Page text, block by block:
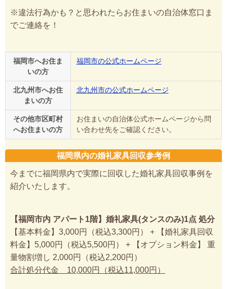
※違法行為かも？と思われたらお住まいの自治体窓口ま
でご連絡を！
福岡市へお住ま
いの方
福岡市の公式ホームページ
北九州市へお住
まいの方
北九州市の公式ホームページ
その他市区町村
へお住まいの方
お住まいの自治体公式ホームページから問
い合わせ先をご確認ください。
福岡県内の婚礼家具回収参考例
今までに福岡県内で実際に回収した婚礼家具回収事例を
紹介いたします。
【福岡市内 アパート1階】婚礼家具(タンスのみ)1点 処分
【基本料金】3,000円（税込3,300円） + 【婚礼家具回収
料金】5,000円（税込5,500円） + 【オプション料金】 重
量物割増し 2,000円（税込2,200円）
合計処分代金 10,000円（税込11,000円）